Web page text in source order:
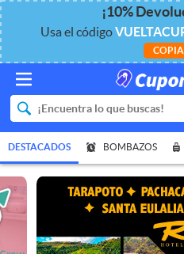
¡10%
Usa el código
DESTACADOS BOMBAZOS